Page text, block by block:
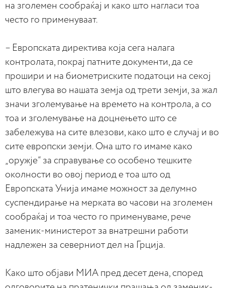
на зголемен сообраќај и како што нагласи тоа
често го применуваат.
– Европската директива која сега налага
контролата, покрај патните документи, да се
прошири и на биометриските податоци на секој
што влегува во нашата земја од трети земји, за жал
значи зголемување на времето на контрола, а со
тоа и зголемување на доцнењето што се
забележува на сите влезови, како што е случај и во
сите европски земји. Она што го имаме како
„оружје“ за справување со особено тешките
околности во овој период е тоа што од
Европската Унија имаме можност за делумно
суспендирање на мерката во часови на зголемен
сообраќај и тоа често го применуваме, рече
заменик-министерот за внатрешни работи
надлежен за северниот дел на Грција.
Како што објави МИА пред десет дена, според